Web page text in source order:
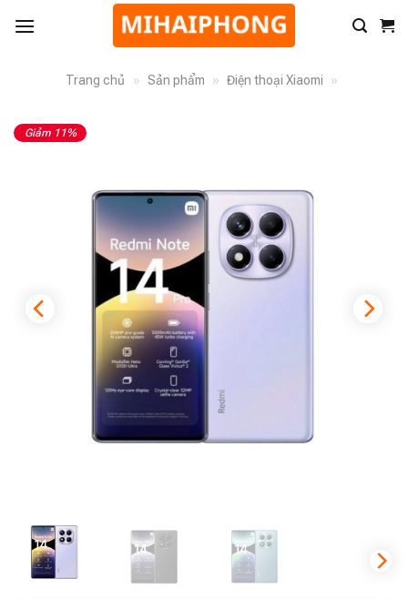
Trang chủ » Sản phẩm » Điện thoại Xiaomi »
Giảm 11%